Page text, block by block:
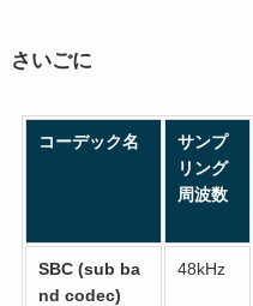
さいごに
コーデック名
サンプ
リング
周波数
SBC (sub ba
nd codec)
48kHz